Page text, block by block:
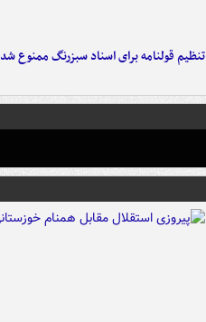
تنظیم قولنامه برای اسناد سبزرنگ ممنوع شد